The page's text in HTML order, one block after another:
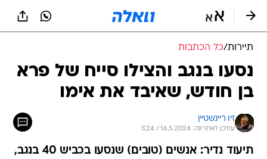
תיירות/כל הכתבות
נסעו בנגב והצילו סייח של פרא
בן חודש, שאיבד את אימו
זיו ריינשטיין
עודכן לאחרונה: 16.5.2024 / 5:24
תיעוד נדיר: אנשים (טובים) שנסעו בכביש 40 בנגב,